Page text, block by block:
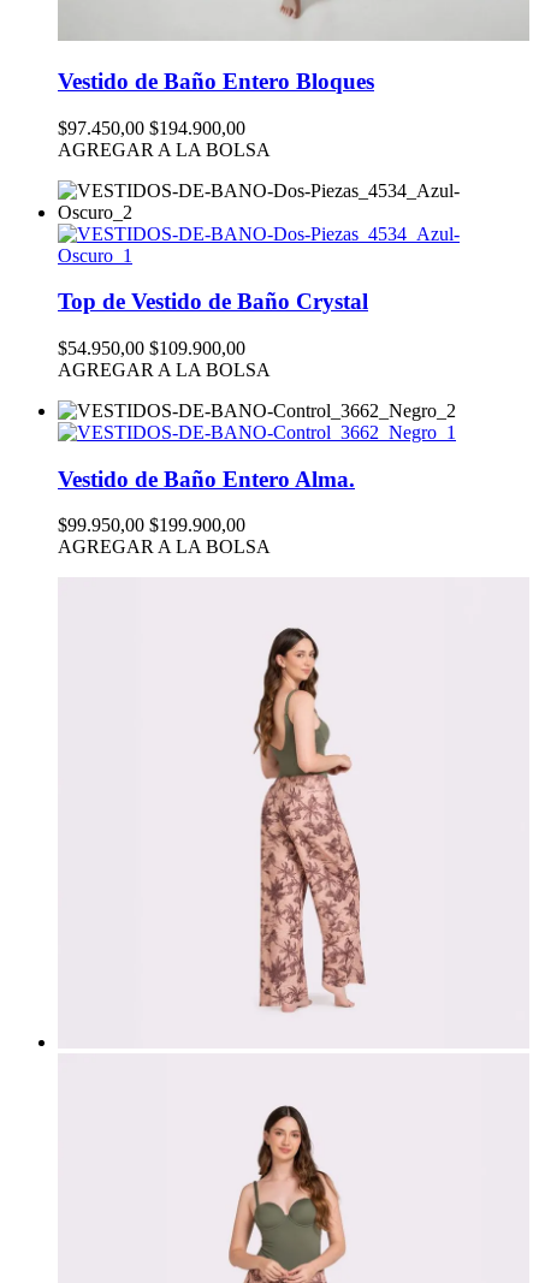
Vestido de Baño Entero Bloques
$97.450,00 $194.900,00
AGREGAR A LA BOLSA
Top de Vestido de Baño Crystal
$54.950,00 $109.900,00
AGREGAR A LA BOLSA
Vestido de Baño Entero Alma.
$99.950,00 $199.900,00
AGREGAR A LA BOLSA